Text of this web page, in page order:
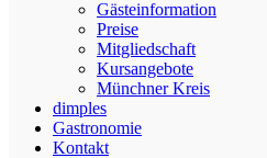
Gästeinformation
Preise
Mitgliedschaft
Kursangebote
Münchner Kreis
dimples
Gastronomie
Kontakt